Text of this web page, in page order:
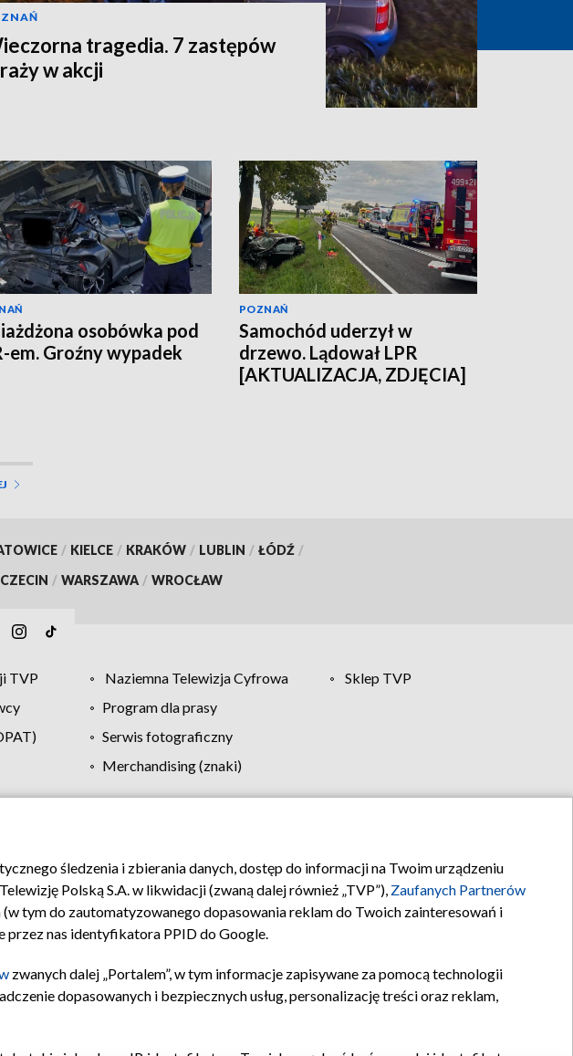
tragedia. 7 zastępów
w akcji
osobówka pod
em. Groźny wypadek
POZNAŃ
Samochód uderzył w
drzewo. Lądował LPR
[AKTUALIZACJA, ZDJĘCIA]
/ KIELCE / KRAKÓW / LUBLIN / ŁÓDŹ /
/ WARSZAWA / WROCŁAW
TVP Naziemna Telewizja Cyfrowa
Sklep TVP
Program dla prasy
Serwis fotograficzny
Merchandising (znaki)
Pomoc Biuro reklamy Kontakt
śledzenia i zbierania danych, dostęp do informacji na Twoim urządzeniu
Polską S.A. w likwidacji (zwaną dalej również „TVP”), Zaufanych Partnerów
tym do zautomatyzowanego dopasowania reklam do Twoich zainteresowań i
przez nas identyfikatora PPID do Google.
zwanych dalej „Portalem”, w tym informacje zapisywane za pomocą technologii
dopasowanych i bezpiecznych usług, personalizację treści oraz reklam,